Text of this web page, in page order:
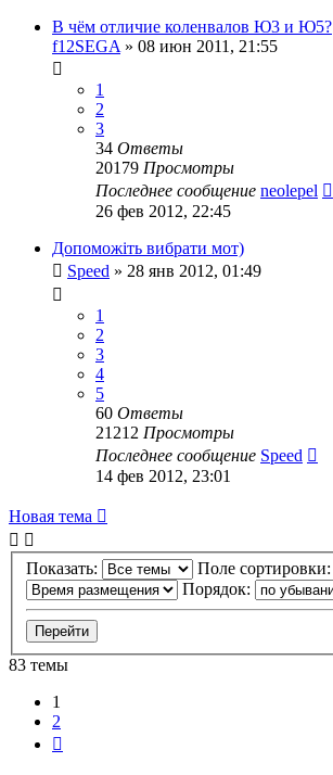
В чём отличие коленвалов Ю3 и Ю5?
f12SEGA » 08 июн 2011, 21:55
1
2
3
34 Ответы
20179 Просмотры
Последнее сообщение neolepel
26 фев 2012, 22:45
Допоможіть вибрати мот)
Speed » 28 янв 2012, 01:49
1
2
3
4
5
60 Ответы
21212 Просмотры
Последнее сообщение Speed
14 фев 2012, 23:01
Новая тема
Показать:
Поле сортировки:
Порядок:
83 темы
1
2